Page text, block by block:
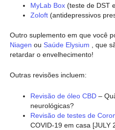
MyLab Box (teste de DST
Zoloft (antidepressivos
Outro suplemento em que você
Niagen ou Saúde Elysium , que
retardar o envelhecimento!
Outras revisões incluem:
Revisão de óleo CBD –
neurológicas?
Revisão de testes de
COVID-19 em casa [JULY